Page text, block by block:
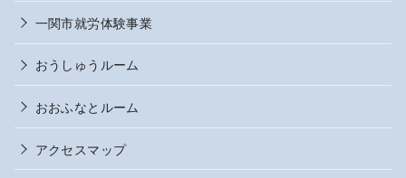
一関市就労体験事業
おうしゅうルーム
おおふなとルーム
アクセスマップ